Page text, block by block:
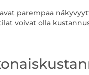
parempaa
voivat olla